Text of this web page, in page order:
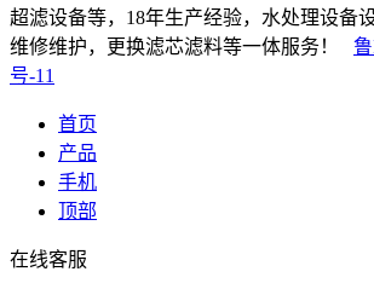
超滤设备等，18年生产经验，水处理设备
维修维护，更换滤芯滤料等一体服务！
号-11
首页
产品
手机
顶部
在线客服